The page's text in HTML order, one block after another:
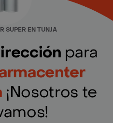
SUPER EN TUNJA
para
¡Nosotros te